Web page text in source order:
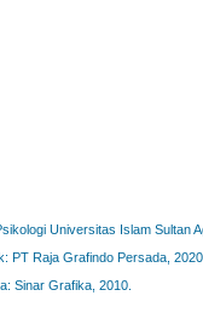
Universitas Islam Sultan
PT Raja Grafindo Persada, 2020.
Sinar Grafika, 2010.